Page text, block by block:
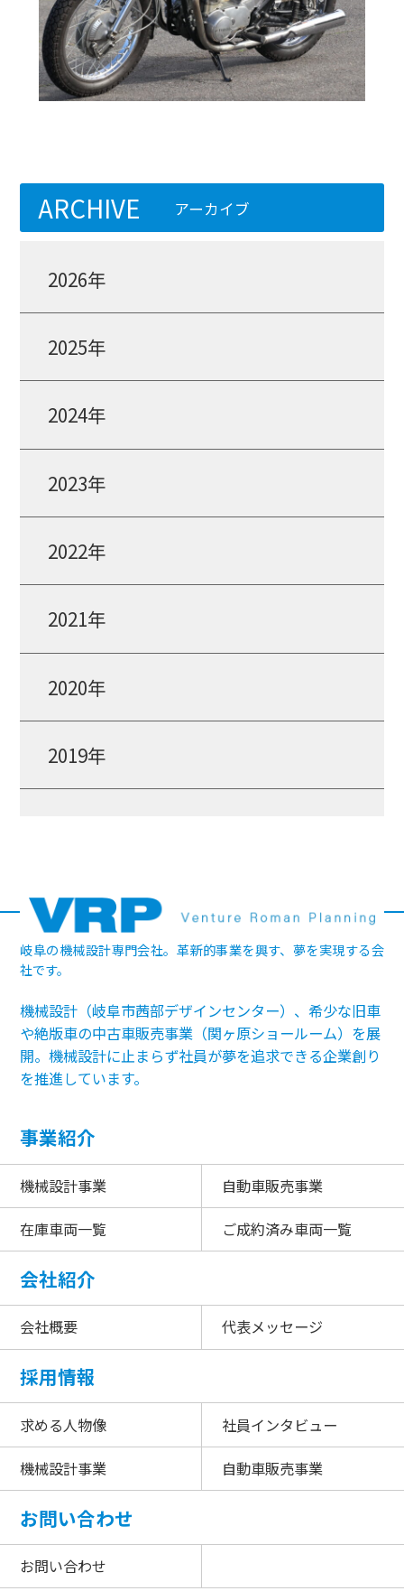
ARCHIVE アーカイブ
2026年
2025年
2024年
2023年
2022年
2021年
2020年
2019年
岐阜の機械設計専門会社。革新的事業を興す、夢を実現する会
社です。
機械設計（岐阜市茜部デザインセンター）、希少な旧車
や絶版車の中古車販売事業（関ヶ原ショールーム）を展
開。機械設計に止まらず社員が夢を追求できる企業創り
を推進しています。
事業紹介
機械設計事業 自動車販売事業
在庫車両一覧 ご成約済み車両一覧
会社紹介
会社概要 代表メッセージ
採用情報
求める人物像 社員インタビュー
機械設計事業 自動車販売事業
お問い合わせ
お問い合わせ